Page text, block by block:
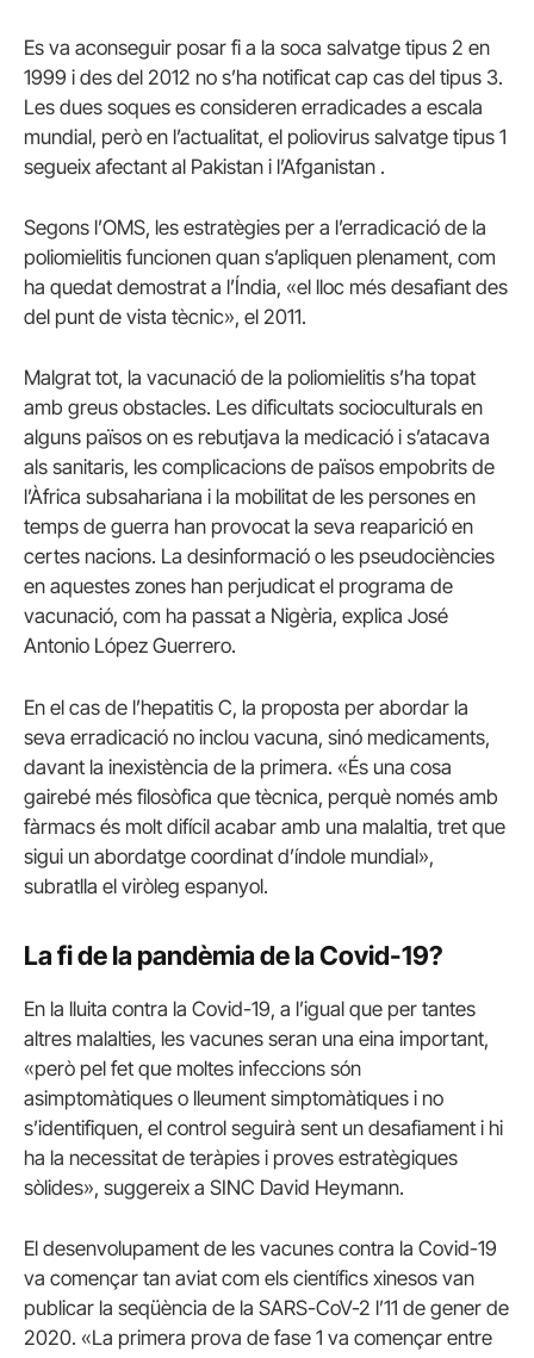
Es va aconseguir posar fi a la soca salvatge tipus 2 en
1999 i des del 2012 no s’ha notificat cap cas del tipus 3.
Les dues soques es consideren erradicades a escala
mundial, però en l’actualitat, el poliovirus salvatge tipus 1
segueix afectant al Pakistan i l’Afganistan .
Segons l’OMS, les estratègies per a l’erradicació de la
poliomielitis funcionen quan s’apliquen plenament, com
ha quedat demostrat a l’Índia, «el lloc més desafiant des
del punt de vista tècnic», el 2011.
Malgrat tot, la vacunació de la poliomielitis s’ha topat
amb greus obstacles. Les dificultats socioculturals en
alguns països on es rebutjava la medicació i s’atacava
als sanitaris, les complicacions de països empobrits de
l’Àfrica subsahariana i la mobilitat de les persones en
temps de guerra han provocat la seva reaparició en
certes nacions. La desinformació o les pseudociències
en aquestes zones han perjudicat el programa de
vacunació, com ha passat a Nigèria, explica José
Antonio López Guerrero.
En el cas de l’hepatitis C, la proposta per abordar la
seva erradicació no inclou vacuna, sinó medicaments,
davant la inexistència de la primera. «És una cosa
gairebé més filosòfica que tècnica, perquè només amb
fàrmacs és molt difícil acabar amb una malaltia, tret que
sigui un abordatge coordinat d’índole mundial»,
subratlla el viròleg espanyol.
La fi de la pandèmia de la Covid-19?
En la lluita contra la Covid-19, a l’igual que per tantes
altres malalties, les vacunes seran una eina important,
«però pel fet que moltes infeccions són
asimptomàtiques o lleument simptomàtiques i no
s’identifiquen, el control seguirà sent un desafiament i hi
ha la necessitat de teràpies i proves estratègiques
sòlides», suggereix a SINC David Heymann.
El desenvolupament de les vacunes contra la Covid-19
va començar tan aviat com els científics xinesos van
publicar la seqüència de la SARS-CoV-2 l’11 de gener de
2020. «La primera prova de fase 1 va començar entre